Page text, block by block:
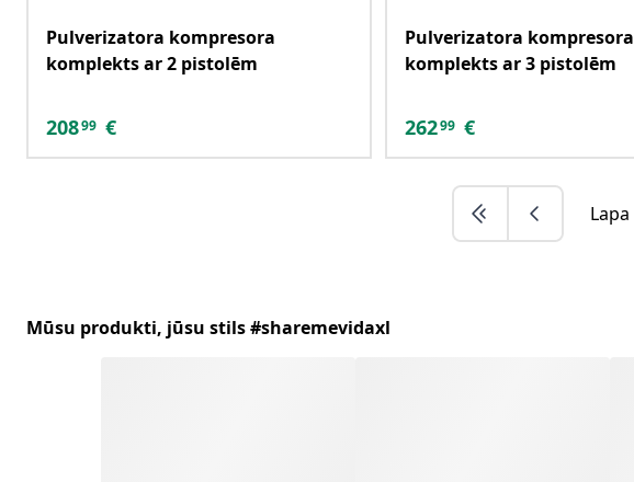
Pulverizatora kompresora
komplekts ar 2 pistolēm
20899 €
Pulverizatora kompresora
komplekts ar 3 pistolēm
26299 €
Lapa
Mūsu produkti, jūsu stils #sharemevidaxl